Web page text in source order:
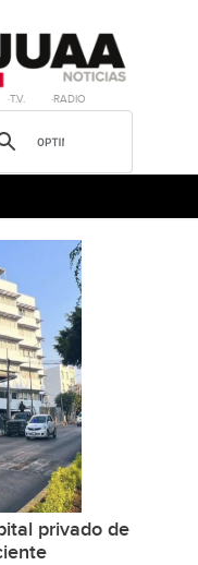
·RADIO
privado de